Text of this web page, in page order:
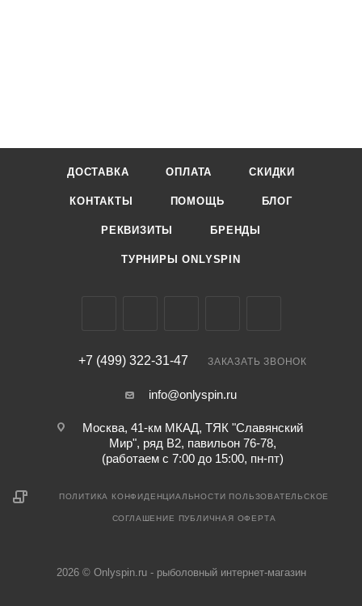
ДОСТАВКА ОПЛАТА СКИДКИ
КОНТАКТЫ ПОМОЩЬ БЛОГ
РЕКВИЗИТЫ БРЕНДЫ
ТУРНИРЫ ONLYSPIN
+7 (499) 322-31-47 ЗАКАЗАТЬ ЗВОНОК
info@onlyspin.ru
Москва, 41-км МКАД, ТЯК "Славянский
Мир", ряд В2, павильон 76-78,
(работаем с 7:00 до 15:00, пн-пт)
ПОЛИТИКА КОНФИДЕНЦИАЛЬНОСТИ ПОЛЬЗОВАТЕЛЬСКОЕ
СОГЛАШЕНИЕ ПУБЛИЧНАЯ ОФЕРТА
2026 © Onlyspin.ru - рыболовный интернет-магазин